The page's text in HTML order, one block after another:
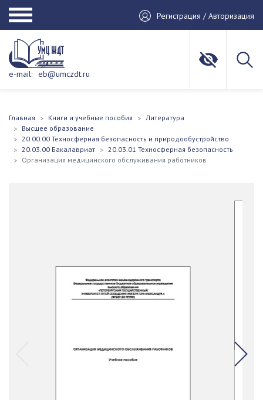
Регистрация / Авторизация
e-mail: eb@umczdt.ru
Главная Книги и учебные пособия
Литература
Высшее образование
20.00.00 Техносферная безопасность и природообустройство
20.03.00 Бакалавриат
20.03.01 Техносферная безопасность
Организация медицинского обслуживания работников